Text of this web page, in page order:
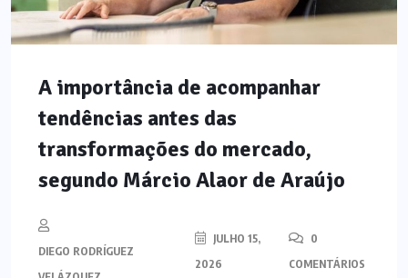
A importância de acompanhar
tendências antes das
transformações do mercado,
segundo Márcio Alaor de Araújo
DIEGO RODRÍGUEZ
JULHO 15,
2026
0
COMENTÁRIOS